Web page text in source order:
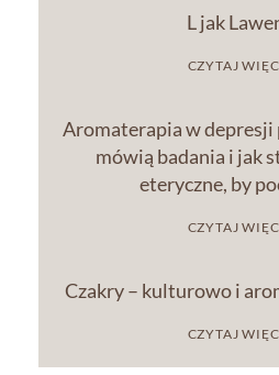
L jak
CZYTAJ
Aromaterapia w depresji
mówią badania i jak
eteryczne, by
CZYTAJ
Czakry – kulturowo i
CZYTAJ